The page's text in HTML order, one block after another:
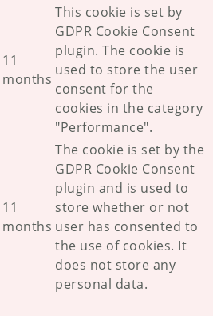
11
months
This cookie is set by
GDPR Cookie Consent
plugin. The cookie is
used to store the user
consent for the
cookies in the category
"Performance".
11
months
The cookie is set by the
GDPR Cookie Consent
plugin and is used to
store whether or not
user has consented to
the use of cookies. It
does not store any
personal data.